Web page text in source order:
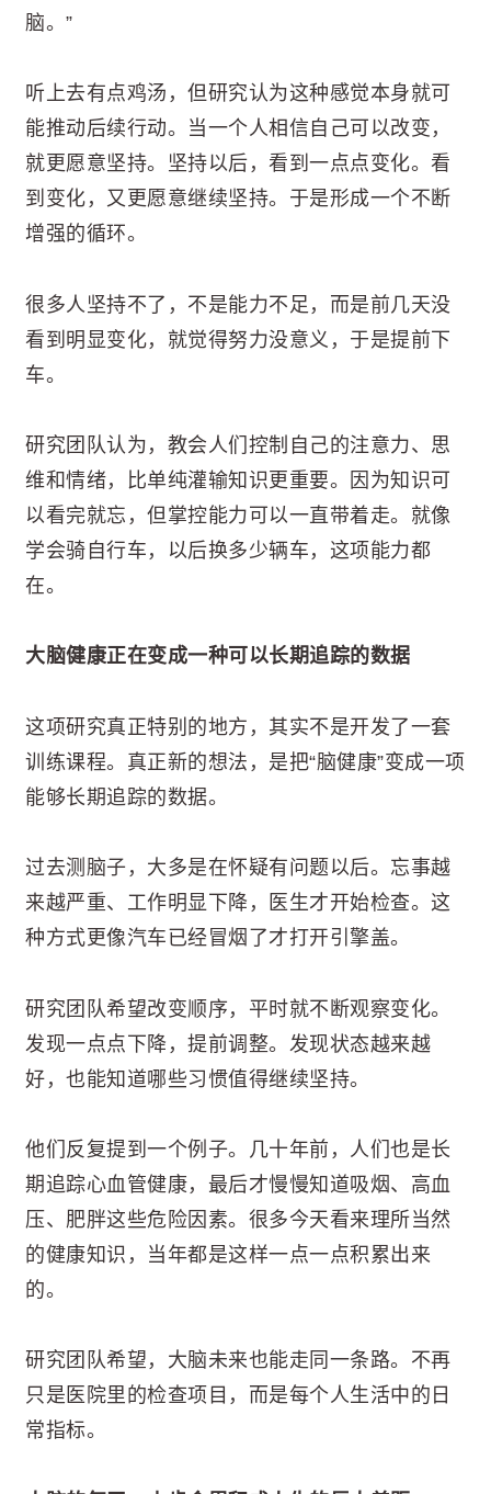
脑。”
听上去有点鸡汤，但研究认为这种感觉本身就可
能推动后续行动。当一个人相信自己可以改变，
就更愿意坚持。坚持以后，看到一点点变化。看
到变化，又更愿意继续坚持。于是形成一个不断
增强的循环。
很多人坚持不了，不是能力不足，而是前几天没
看到明显变化，就觉得努力没意义，于是提前下
车。
研究团队认为，教会人们控制自己的注意力、思
维和情绪，比单纯灌输知识更重要。因为知识可
以看完就忘，但掌控能力可以一直带着走。就像
学会骑自行车，以后换多少辆车，这项能力都
在。
大脑健康正在变成一种可以长期追踪的数据
这项研究真正特别的地方，其实不是开发了一套
训练课程。真正新的想法，是把“脑健康”变成一项
能够长期追踪的数据。
过去测脑子，大多是在怀疑有问题以后。忘事越
来越严重、工作明显下降，医生才开始检查。这
种方式更像汽车已经冒烟了才打开引擎盖。
研究团队希望改变顺序，平时就不断观察变化。
发现一点点下降，提前调整。发现状态越来越
好，也能知道哪些习惯值得继续坚持。
他们反复提到一个例子。几十年前，人们也是长
期追踪心血管健康，最后才慢慢知道吸烟、高血
压、肥胖这些危险因素。很多今天看来理所当然
的健康知识，当年都是这样一点一点积累出来
的。
研究团队希望，大脑未来也能走同一条路。不再
只是医院里的检查项目，而是每个人生活中的日
常指标。